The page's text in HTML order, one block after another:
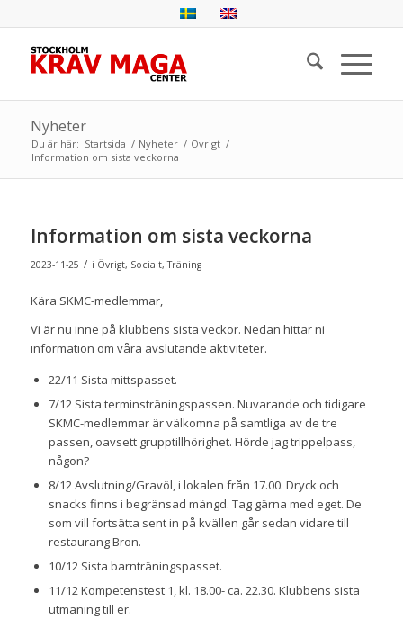
Nyheter
Du är här: Startsida / Nyheter / Övrigt /
Information om sista veckorna
Information om sista veckorna
2023-11-25 / i Övrigt, Socialt,Träning
Kära SKMC-medlemmar,
Vi är nu inne på klubbens sista veckor. Nedan hittar ni
information om våra avslutande aktiviteter.
22/11 Sista mittspasset.
7/12 Sista terminsträningspassen. Nuvarande och tidigare
SKMC-medlemmar är välkomna på samtliga av de tre
passen, oavsett grupptillhörighet. Hörde jag trippelpass,
någon?
8/12 Avslutning/Gravöl, i lokalen från 17.00. Dryck och
snacks finns i begränsad mängd. Tag gärna med eget. De
som vill fortsätta sent in på kvällen går sedan vidare till
restaurang Bron.
10/12 Sista barnträningspasset.
11/12 Kompetenstest 1, kl. 18.00- ca. 22.30. Klubbens sista
utmaning till er.